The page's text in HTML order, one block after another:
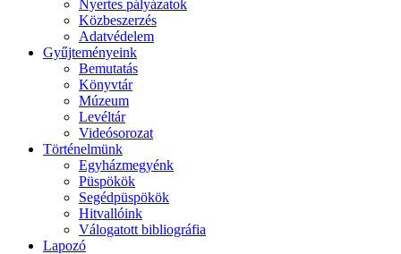
Nyertes pályázatok
Közbeszerzés
Adatvédelem
Gyűjteményeink
Bemutatás
Könyvtár
Múzeum
Levéltár
Videósorozat
Történelmünk
Egyházmegyénk
Püspökök
Segédpüspökök
Hitvallóink
Válogatott bibliográfia
Lapozó